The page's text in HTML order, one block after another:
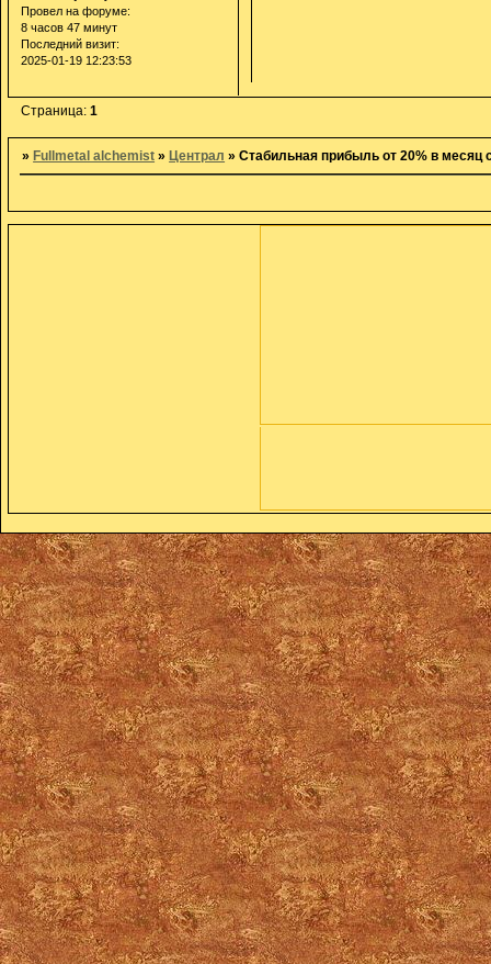
Провел на форуме:
8 часов 47 минут
Последний визит:
2025-01-19 12:23:53
Страница:1
» Fullmetal alchemist » Централ »Стабильная прибыль от 20% в